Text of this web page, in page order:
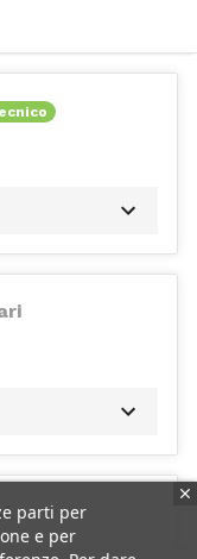
parti per
e per